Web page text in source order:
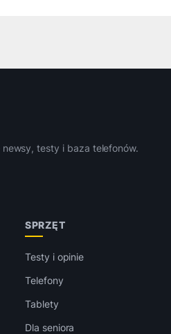
testy i baza telefonów.
SPRZĘT
Testy i opinie
Telefony
Tablety
Dla seniora